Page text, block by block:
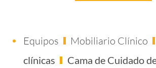
Equipos Mobiliario Clínico
clínicas
Cama de Cuidado